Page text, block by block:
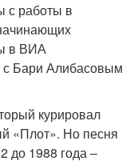
с работы в
в ВИА
с Бари Алибасовым
курировал
«Плот». Но песня
до 1988 года –